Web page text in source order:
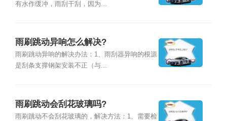
有水作缓冲，雨刮干刮，因为...
雨刷跳动异响怎么解决?
雨刷跳动异响的解决办法：1、雨刮器异响的根源
是刮条支撑钢架安装不正（与...
雨刷跳动会刮花玻璃吗?
雨刷跳动不会刮花玻璃的，解决方法：1、需要检